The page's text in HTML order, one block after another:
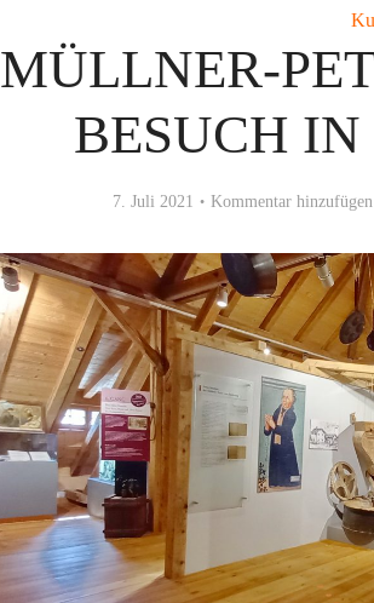
MÜLLNER-
BESUCH
7. Juli 2021 Kommentar hinzufügen